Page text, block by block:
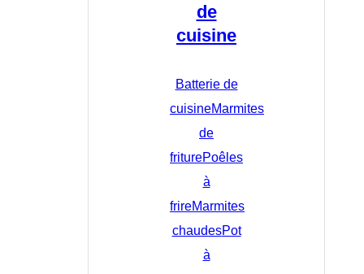
de
cuisine
Batterie de
cuisineMarmites
de
friturePoêles
à
frireMarmites
chaudesPot
à